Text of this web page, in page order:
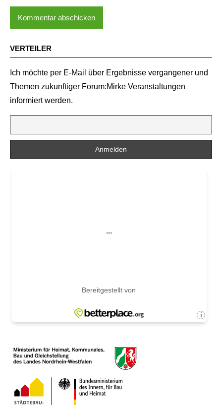
VERTEILER
Ich möchte per E-Mail über Ergebnisse vergangener und
Themen zukunftiger Forum:Mirke Veranstaltungen
informiert werden.